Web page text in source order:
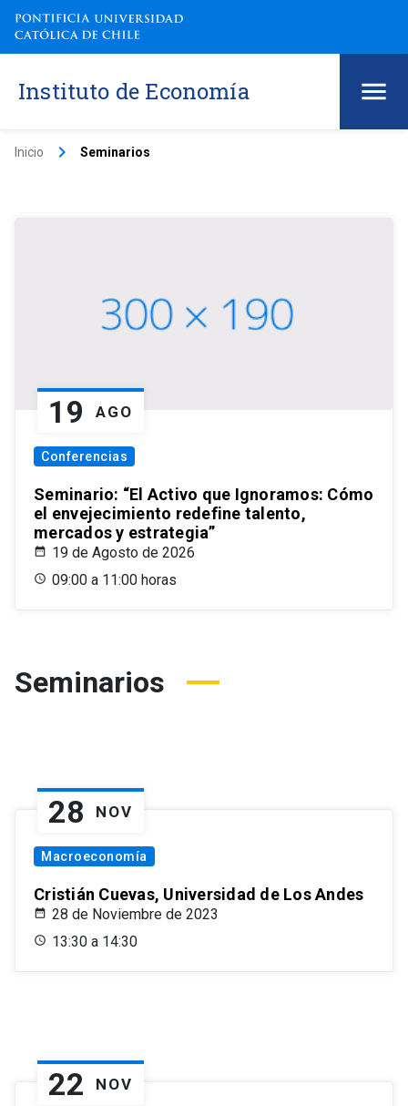
Instituto de Economía
Inicio keyboard_arrow_right Seminarios
19 AGO
Conferencias
Seminario: “El Activo que Ignoramos: Cómo
el envejecimiento redefine talento,
mercados y estrategia”
19 de Agosto de 2026
09:00 a 11:00 horas
Seminarios
28 NOV
Macroeconomía
Cristián Cuevas, Universidad de Los Andes
28 de Noviembre de 2023
13:30 a 14:30
22 NOV